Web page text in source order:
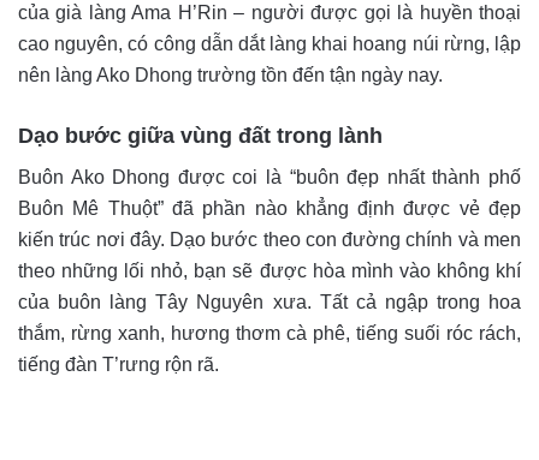
của già làng Ama H’Rin – người được gọi là huyền thoại
cao nguyên, có công dẫn dắt làng khai hoang núi rừng, lập
nên làng Ako Dhong trường tồn đến tận ngày nay.
Dạo bước giữa vùng đất trong lành
Buôn Ako Dhong được coi là “buôn đẹp nhất thành phố
Buôn Mê Thuột” đã phần nào khẳng định được vẻ đẹp
kiến trúc nơi đây. Dạo bước theo con đường chính và men
theo những lối nhỏ, bạn sẽ được hòa mình vào không khí
của buôn làng Tây Nguyên xưa. Tất cả ngập trong hoa
thắm, rừng xanh, hương thơm cà phê, tiếng suối róc rách,
tiếng đàn T’rưng rộn rã.